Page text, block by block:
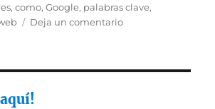
,como,Google, palabras clave,
Deja un comentarioen